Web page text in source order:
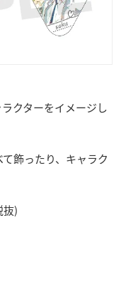
クターをイメージし
飾ったり、キャラク
抜)